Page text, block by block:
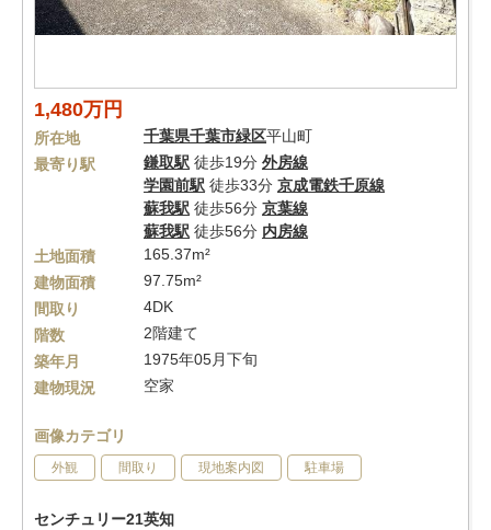
1,480万円
所在地 千葉県千葉市緑区平山町
最寄り駅
鎌取駅 徒歩19分 外房線
学園前駅 徒歩33分 京成電鉄千原線
蘇我駅 徒歩56分 京葉線
蘇我駅 徒歩56分 内房線
土地面積
165.37m²
建物面積
97.75m²
間取り
4DK
階数
2階建て
築年月
1975年05月下旬
建物現況
空家
画像カテゴリ
外観 間取り 現地案内図 駐車場
センチュリー21英知